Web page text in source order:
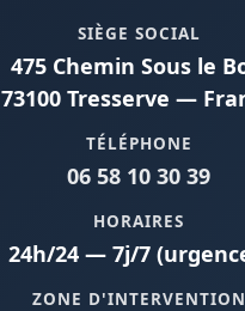
SIÈGE SOCIAL
475 Chemin Sous le
73100 Tresserve —
TÉLÉPHONE
06 58 10 30 39
HORAIRES
24h/24 — 7j/7
ZONE D'INTERVENTION